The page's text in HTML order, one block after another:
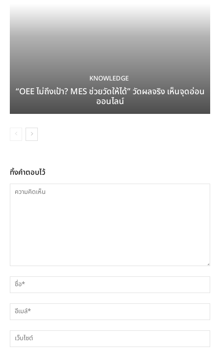
KNOWLEDGE
“OEE ไม่ถึงเป้า? MES ช่วยวัดให้ได้” วัดผลจริง เห็นจุดอ่อน
ออนไลน์
ทิ้งคำตอบไว้
คิด
เห็น